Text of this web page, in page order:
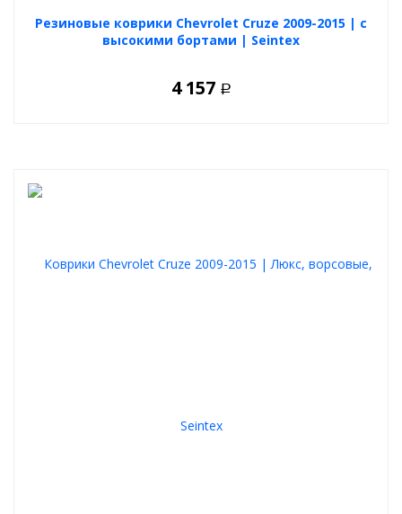
Резиновые коврики Chevrolet Cruze 2009-2015 | с
высокими бортами | Seintex
4 157 Р